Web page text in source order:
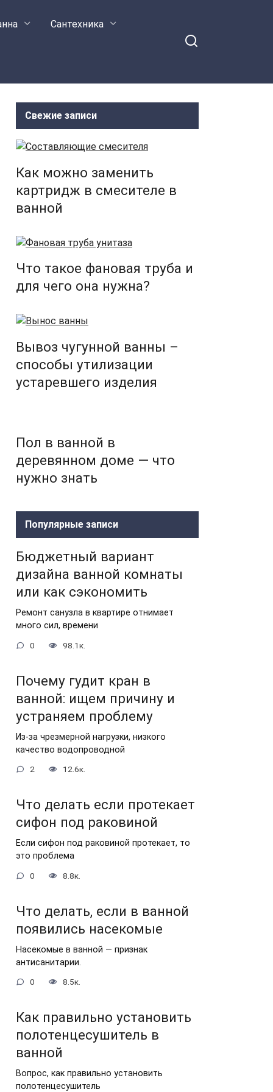
Сантехника
Свежие записи
Как можно заменить
картридж в смесителе в
ванной
Что такое фановая труба и
для чего она нужна?
Вывоз чугунной ванны –
способы утилизации
устаревшего изделия
Пол в ванной в
деревянном доме — что
нужно знать
Популярные записи
Бюджетный вариант
дизайна ванной комнаты
или как сэкономить
Ремонт санузла в квартире отнимает
много сил, времени
0 98.1к.
Почему гудит кран в
ванной: ищем причину и
устраняем проблему
Из-за чрезмерной нагрузки, низкого
качество водопроводной
2 12.6к.
Что делать если протекает
сифон под раковиной
Если сифон под раковиной протекает, то
это проблема
0 8.8к.
Что делать, если в ванной
появились насекомые
Насекомые в ванной — признак
антисанитарии.
0 8.5к.
Как правильно установить
полотенцесушитель в
ванной
Вопрос, как правильно установить
полотенцесушитель